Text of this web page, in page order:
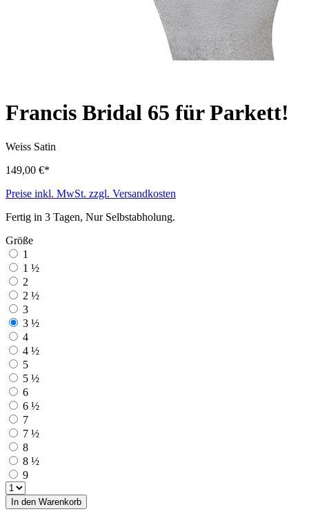
Francis Bridal 65 für Parkett!
Weiss Satin
149,00 €*
Preise inkl. MwSt. zzgl. Versandkosten
Fertig in 3 Tagen, Nur Selbstabholung.
Größe
1
1 ½
2
2 ½
3
3 ½
4
4 ½
5
5 ½
6
6 ½
7
7 ½
8
8 ½
9
In den Warenkorb